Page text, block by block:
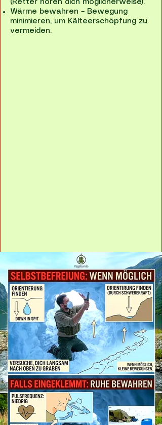
(Retter hören dich möglicherweise).
Wärme bewahren – Bewegung
minimieren, um Kälteerschöpfung zu
vermeiden.